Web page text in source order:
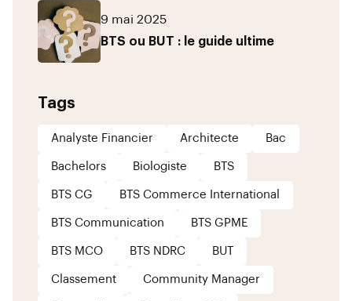
9 mai 2025
BTS ou BUT : le guide ultime
Tags
Analyste Financier Architecte Bac
Bachelors Biologiste BTS
BTS CG BTS Commerce International
BTS Communication BTS GPME
BTS MCO BTS NDRC BUT
Classement Community Manager